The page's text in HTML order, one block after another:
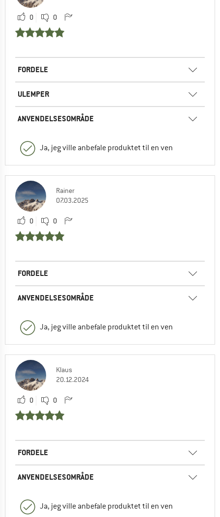
0 0
FORDELE
ULEMPER
ANVENDELSESOMRÅDE
Ja, jeg ville anbefale produktet til en ven
Rainer
07.03.2025
0 0
FORDELE
ANVENDELSESOMRÅDE
Ja, jeg ville anbefale produktet til en ven
Klaus
20.12.2024
0 0
FORDELE
ANVENDELSESOMRÅDE
Ja, jeg ville anbefale produktet til en ven